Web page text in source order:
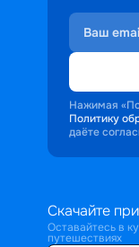
Нажимая
Политику
даёте
Скачайте
Оставайтесь в
путешествиях